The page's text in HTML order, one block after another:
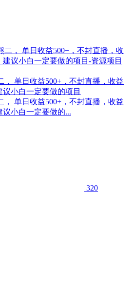
， 单日收益500+，不封直播，收益
小白一定要做的项目
， 单日收益500+，不封直播，收益
小白一定要做的...
320